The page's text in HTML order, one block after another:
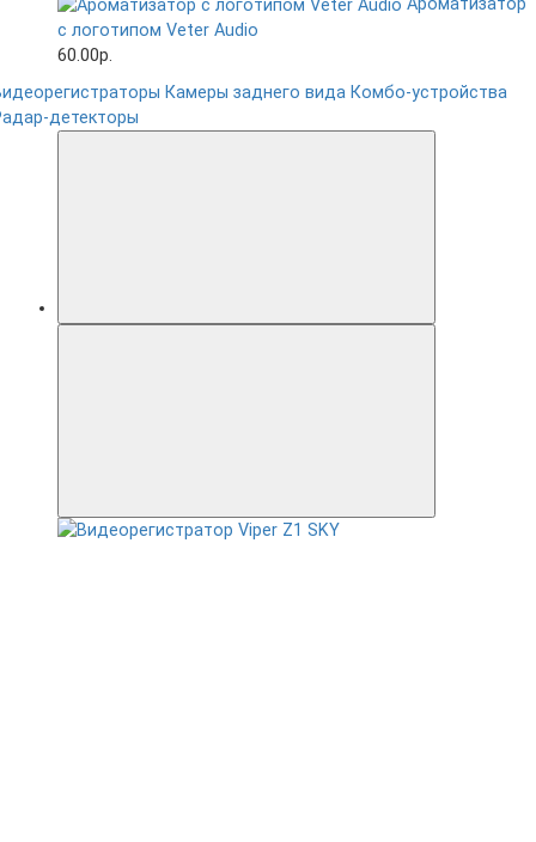
Ароматизатор
с логотипом Veter Audio
60.00р.
Камеры заднего вида Комбо-устройства
детекторы